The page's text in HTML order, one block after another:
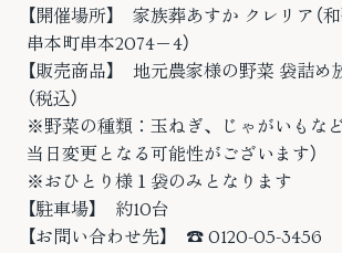
【開催場所】 家族葬あすか クレリア（
串本町串本2074−4）
【販売商品】 地元農家様の野菜 袋詰
（税込）
※野菜の種類：玉ねぎ、じゃがいもな
当日変更となる可能性がございます）
※おひとり様１袋のみとなります
【駐車場】 約10台
【お問い合わせ先】 ☎ 0120-05-3456